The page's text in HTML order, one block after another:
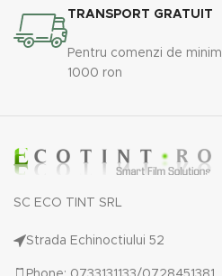
TRANSPORT GRATUIT
Pentru comenzi de minim
1000 ron
SC ECO TINT SRL
Strada Echinoctiului 52